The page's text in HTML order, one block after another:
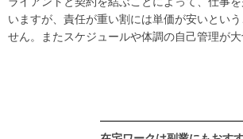
いますが、責任が重い割には単価が安いとい
せん。またスケジュールや体調の自己管理が大